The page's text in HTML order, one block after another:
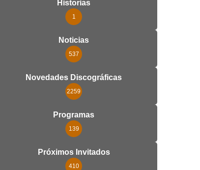
Historias
1
Noticias
537
Novedades Discográficas
2259
Programas
139
Próximos Invitados
410